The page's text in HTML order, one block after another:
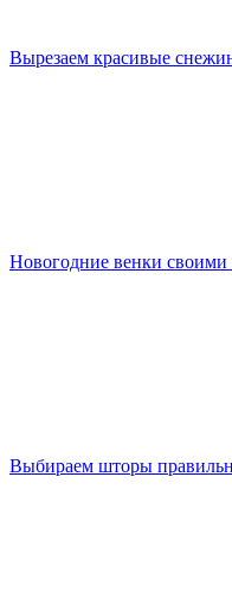
Вырезаем красивые
Новогодние венки своими
Выбираем шторы